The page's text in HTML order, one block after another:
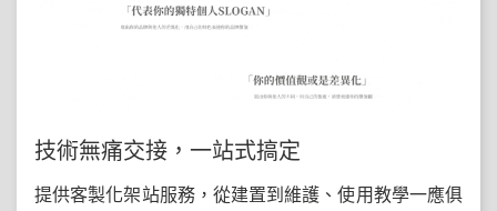
技術無痛交接，一站式搞定
提供客製化架站服務，從建置到維護、使用教學一應俱